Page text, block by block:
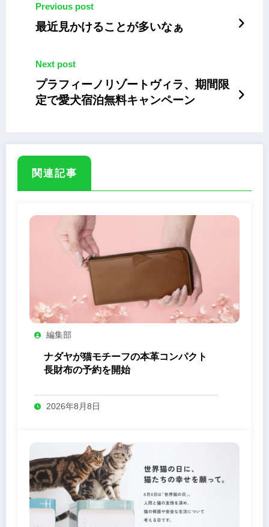
Previous post
最近見かけることが多いなぁ
Next post
プラフィーノリゾートヴィラ、期間限
定で愛犬宿泊無料キャンペーン
関連記事
編集部
ナダヤが猫モチーフの本革コンパクト
長財布の予約を開始
2026年8月8日